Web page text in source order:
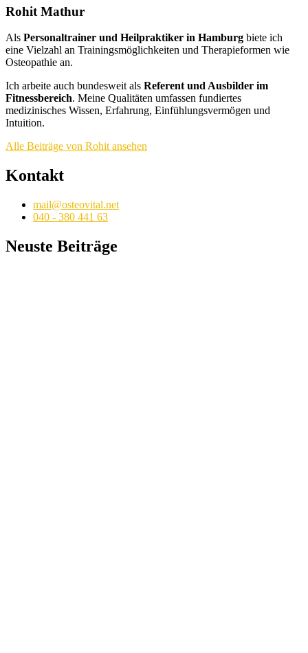
Rohit Mathur
Als Personaltrainer und Heilpraktiker in Hamburg biete ich
eine Vielzahl an Trainingsmöglichkeiten und Therapieformen wie
Osteopathie an.
Ich arbeite auch bundesweit als Referent und Ausbilder im
Fitnessbereich. Meine Qualitäten umfassen fundiertes
medizinisches Wissen, Erfahrung, Einfühlungsvermögen und
Intuition.
Alle Beiträge von Rohit ansehen
Kontakt
mail@osteovital.net
040 - 380 441 63
Neuste Beiträge